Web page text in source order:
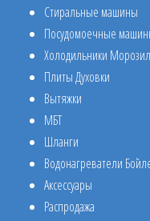
Стиральные машины
Посудомоечные
Холодильники
Плиты Духовки
Вытяжки
МБТ
Шланги
Водонагреватели
Аксессуары
Распродажа